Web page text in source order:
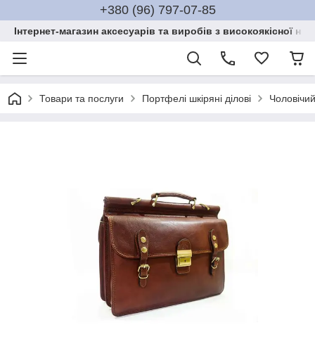
+380 (96) 797-07-85
Інтернет-магазин аксесуарів та виробів з високоякісної
Товари та послуги Портфелі шкіряні ділові